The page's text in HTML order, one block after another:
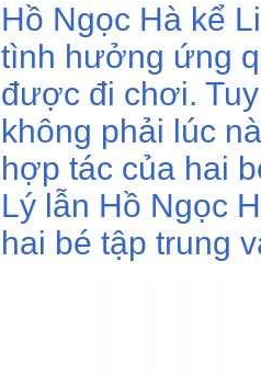
Hồ Ngọc Hà kể
tình hưởng ứng
được đi chơi.
không phải lúc
hợp tác của hai
Lý lẫn Hồ Ngọc
hai bé tập trung